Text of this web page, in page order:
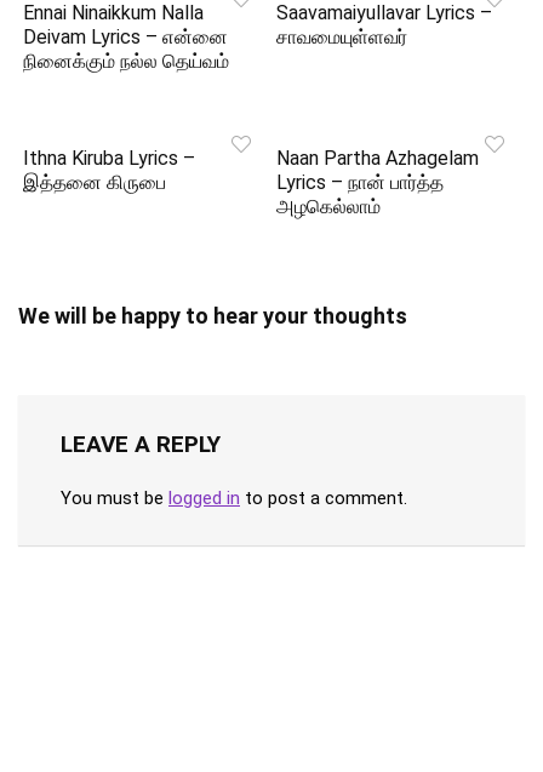
Ennai Ninaikkum Nalla
Deivam Lyrics – என்னை
நினைக்கும் நல்ல தெய்வம்
Saavamaiyullavar Lyrics –
சாவமையுள்ளவர்
Ithna Kiruba Lyrics –
இத்தனை கிருபை
Naan Partha Azhagelam
Lyrics – நான் பார்த்த
அழகெல்லாம்
We will be happy to hear your thoughts
LEAVE A REPLY
You must be logged in to post a comment.